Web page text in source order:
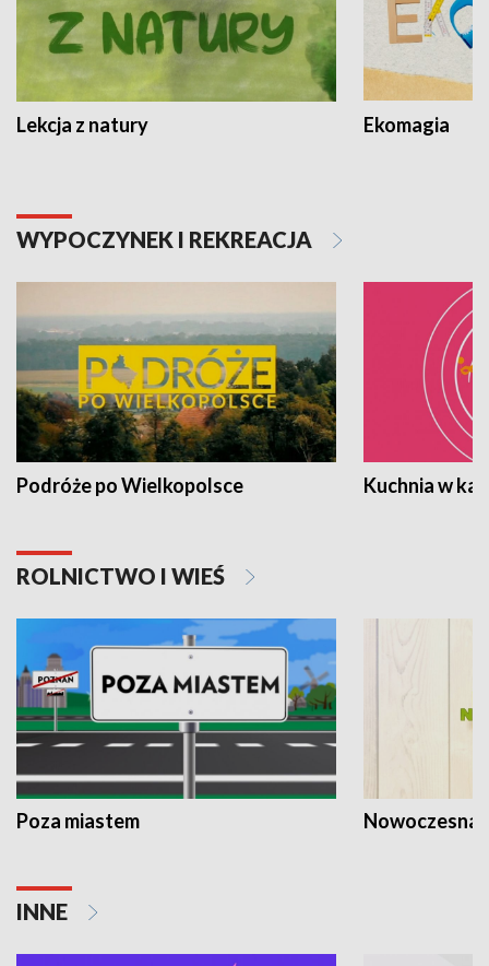
Lekcja z natury Ekomagia
WYPOCZYNEK I REKREACJA
Podróże po Wielkopolsce Kuchnia w
ROLNICTWO I WIEŚ
Poza miastem Nowoczesna
INNE